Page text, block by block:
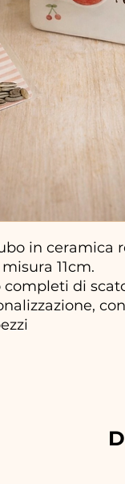
in ceramica
11cm.
di